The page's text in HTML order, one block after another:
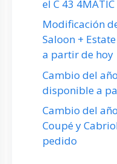
el C 43 4MATIC
Modificación
Saloon +
a partir de hoy
Cambio del
disponible a
Cambio del
Coupé y
pedido